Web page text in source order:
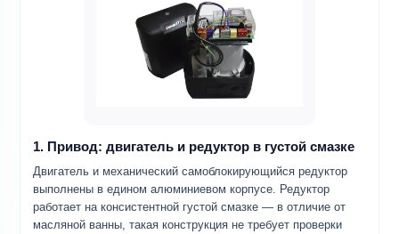
1. Привод: двигатель и редуктор в густой смазке
Двигатель и механический самоблокирующийся редуктор
выполнены в едином алюминиевом корпусе. Редуктор
работает на консистентной густой смазке — в отличие от
масляной ванны, такая конструкция не требует проверки